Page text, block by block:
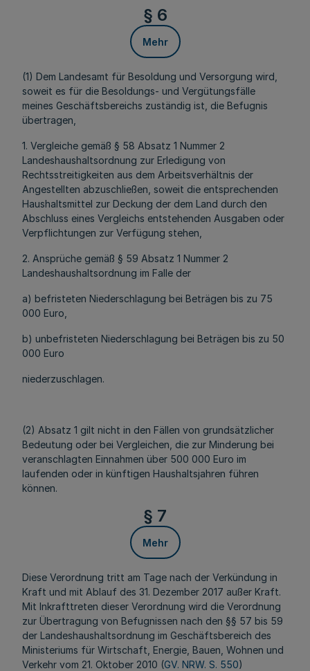
§ 6
Mehr
(1) Dem Landesamt für Besoldung und Versorgung wird,
soweit es für die Besoldungs- und Vergütungsfälle
meines Geschäftsbereichs zuständig ist, die Befugnis
übertragen,
1. Vergleiche gemäß § 58 Absatz 1 Nummer 2
Landeshaushaltsordnung zur Erledigung von
Rechtsstreitigkeiten aus dem Arbeitsverhältnis der
Angestellten abzuschließen, soweit die entsprechenden
Haushaltsmittel zur Deckung der dem Land durch den
Abschluss eines Vergleichs entstehenden Ausgaben oder
Verpflichtungen zur Verfügung stehen,
2. Ansprüche gemäß § 59 Absatz 1 Nummer 2
Landeshaushaltsordnung im Falle der
a) befristeten Niederschlagung bei Beträgen bis zu 75
000 Euro,
b) unbefristeten Niederschlagung bei Beträgen bis zu 50
000 Euro
niederzuschlagen.
(2) Absatz 1 gilt nicht in den Fällen von grundsätzlicher
Bedeutung oder bei Vergleichen, die zur Minderung bei
veranschlagten Einnahmen über 500 000 Euro im
laufenden oder in künftigen Haushaltsjahren führen
können.
§ 7
Mehr
Diese Verordnung tritt am Tage nach der Verkündung in
Kraft und mit Ablauf des 31. Dezember 2017 außer Kraft.
Mit Inkrafttreten dieser Verordnung wird die Verordnung
zur Übertragung von Befugnissen nach den §§ 57 bis 59
der Landeshaushaltsordnung im Geschäftsbereich des
Ministeriums für Wirtschaft, Energie, Bauen, Wohnen und
Verkehr vom 21. Oktober 2010 (GV. NRW. S. 550)